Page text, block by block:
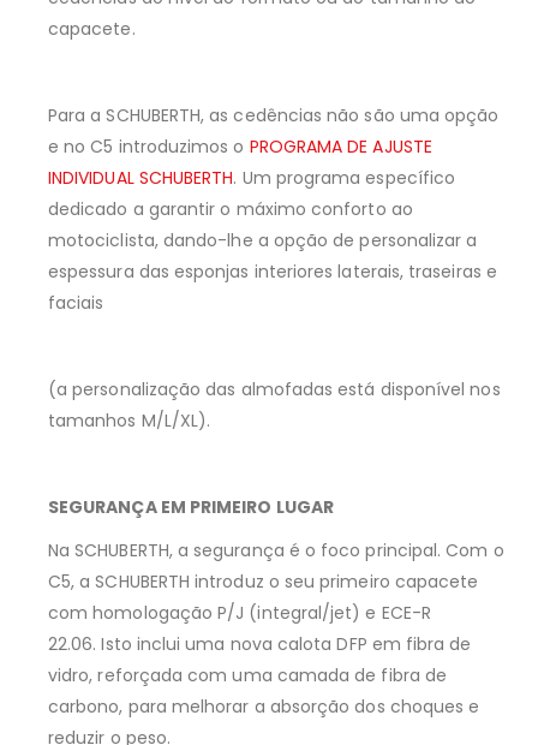
capacete.
Para a SCHUBERTH, as cedências não são uma opção
e no C5 introduzimos o PROGRAMA DE AJUSTE
INDIVIDUAL SCHUBERTH. Um programa específico
dedicado a garantir o máximo conforto ao
motociclista, dando-lhe a opção de personalizar a
espessura das esponjas interiores laterais, traseiras e
faciais
(a personalização das almofadas está disponível nos
tamanhos M/L/XL).
SEGURANÇA EM PRIMEIRO LUGAR
Na SCHUBERTH, a segurança é o foco principal. Com o
C5, a SCHUBERTH introduz o seu primeiro capacete
com homologação P/J (integral/jet) e ECE-R
22.06. Isto inclui uma nova calota DFP em fibra de
vidro, reforçada com uma camada de fibra de
carbono, para melhorar a absorção dos choques e
reduzir o peso.